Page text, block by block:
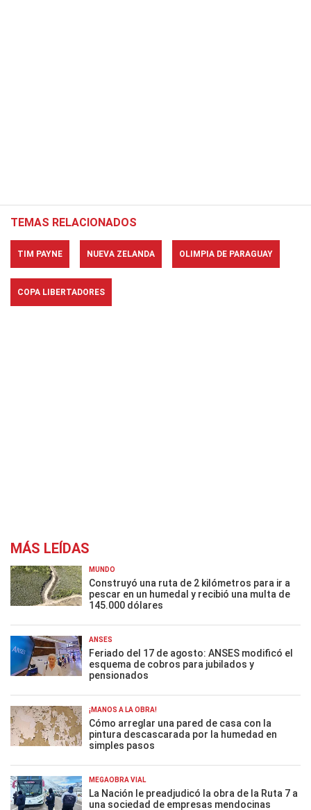
TEMAS RELACIONADOS
TIM PAYNE NUEVA ZELANDA OLIMPIA DE PARAGUAY
COPA LIBERTADORES
MÁS LEÍDAS
MUNDO
Construyó una ruta de 2 kilómetros para ir a
pescar en un humedal y recibió una multa de
145.000 dólares
ANSES
Feriado del 17 de agosto: ANSES modificó el
esquema de cobros para jubilados y
pensionados
¡MANOS A LA OBRA!
Cómo arreglar una pared de casa con la
pintura descascarada por la humedad en
simples pasos
MEGAOBRA VIAL
La Nación le preadjudicó la obra de la Ruta 7 a
una sociedad de empresas mendocinas